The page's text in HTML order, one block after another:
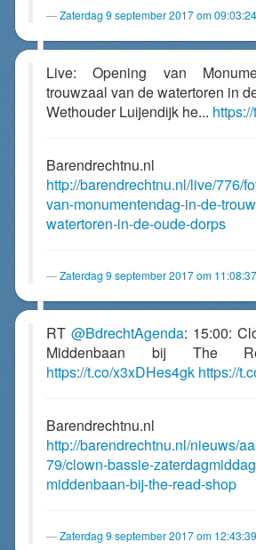
Zaterdag 9 september 2017 om 09:03:24
Live: Opening van
trouwzaal van de watertoren in
Wethouder Luijendijk he...
Barendrechtnu.nl
http://barendrechtnu.nl/live/776/
van-monumentendag-in-de-
watertoren-in-de-oude-dorps
Zaterdag 9 september 2017 om 11:08:37
RT @BdrechtAgenda: 15:00:
Middenbaan bij The
https://t.co/x3xDHes4gk https://
Barendrechtnu.nl
http://barendrechtnu.nl/nieuws/
79/clown-bassie-
middenbaan-bij-the-read-shop
Zaterdag 9 september 2017 om 12:43:39